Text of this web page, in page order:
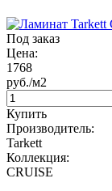
Под заказ
Цена:
1768
руб./м2
Купить
Производитель:
Tarkett
Коллекция:
CRUISE